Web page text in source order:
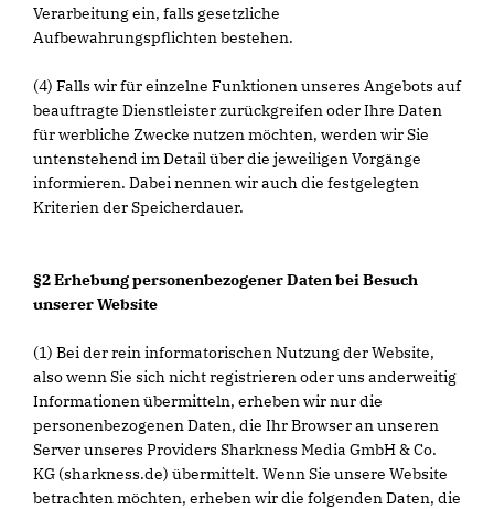
Verarbeitung ein, falls gesetzliche
Aufbewahrungspflichten bestehen.
(4) Falls wir für einzelne Funktionen unseres Angebots auf
beauftragte Dienstleister zurückgreifen oder Ihre Daten
für werbliche Zwecke nutzen möchten, werden wir Sie
untenstehend im Detail über die jeweiligen Vorgänge
informieren. Dabei nennen wir auch die festgelegten
Kriterien der Speicherdauer.
§2 Erhebung personenbezogener Daten bei Besuch
unserer Website
(1) Bei der rein informatorischen Nutzung der Website,
also wenn Sie sich nicht registrieren oder uns anderweitig
Informationen übermitteln, erheben wir nur die
personenbezogenen Daten, die Ihr Browser an unseren
Server unseres Providers Sharkness Media GmbH & Co.
KG (sharkness.de) übermittelt. Wenn Sie unsere Website
betrachten möchten, erheben wir die folgenden Daten, die